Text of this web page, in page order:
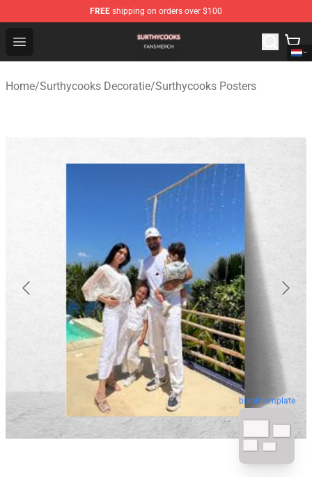
FREE shipping on orders over $100
Open menu
Surthycooks Shop - Official Surthycooks Merchandise
Home/Surthycooks Decoratie/Surthycooks Posters
blank template